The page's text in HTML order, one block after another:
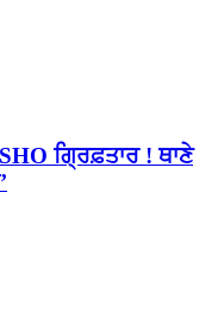
ਗ੍ਰਿਫ਼ਤਾਰ ! ਥਾਣੇ